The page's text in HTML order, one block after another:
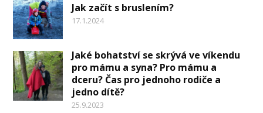
Jak začít s bruslením?
17.1.2024
Jaké bohatství se skrývá ve víkendu
pro mámu a syna? Pro mámu a
dceru? Čas pro jednoho rodiče a
jedno dítě?
25.9.2023